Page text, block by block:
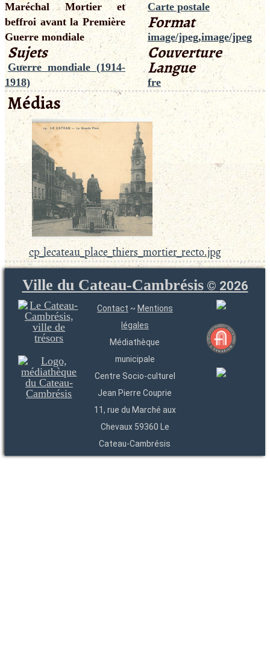
Maréchal Mortier et
beffroi avant la Première
Guerre mondiale
Sujets
Guerre mondiale (1914-
1918)
Carte postale
Format
image/jpeg,image/jpeg
Couverture
Langue
fre
Médias
cp_lecateau_place_thiers_mortier_recto.jpg
Ville du Cateau-Cambrésis© 2026
Contact ~ Mentions
légales
Médiathèque
municipale
Centre Socio-culturel
Jean Pierre Couprie
11, rue du Marché aux
Chevaux 59360 Le
Cateau-Cambrésis
03 27 84 54 22